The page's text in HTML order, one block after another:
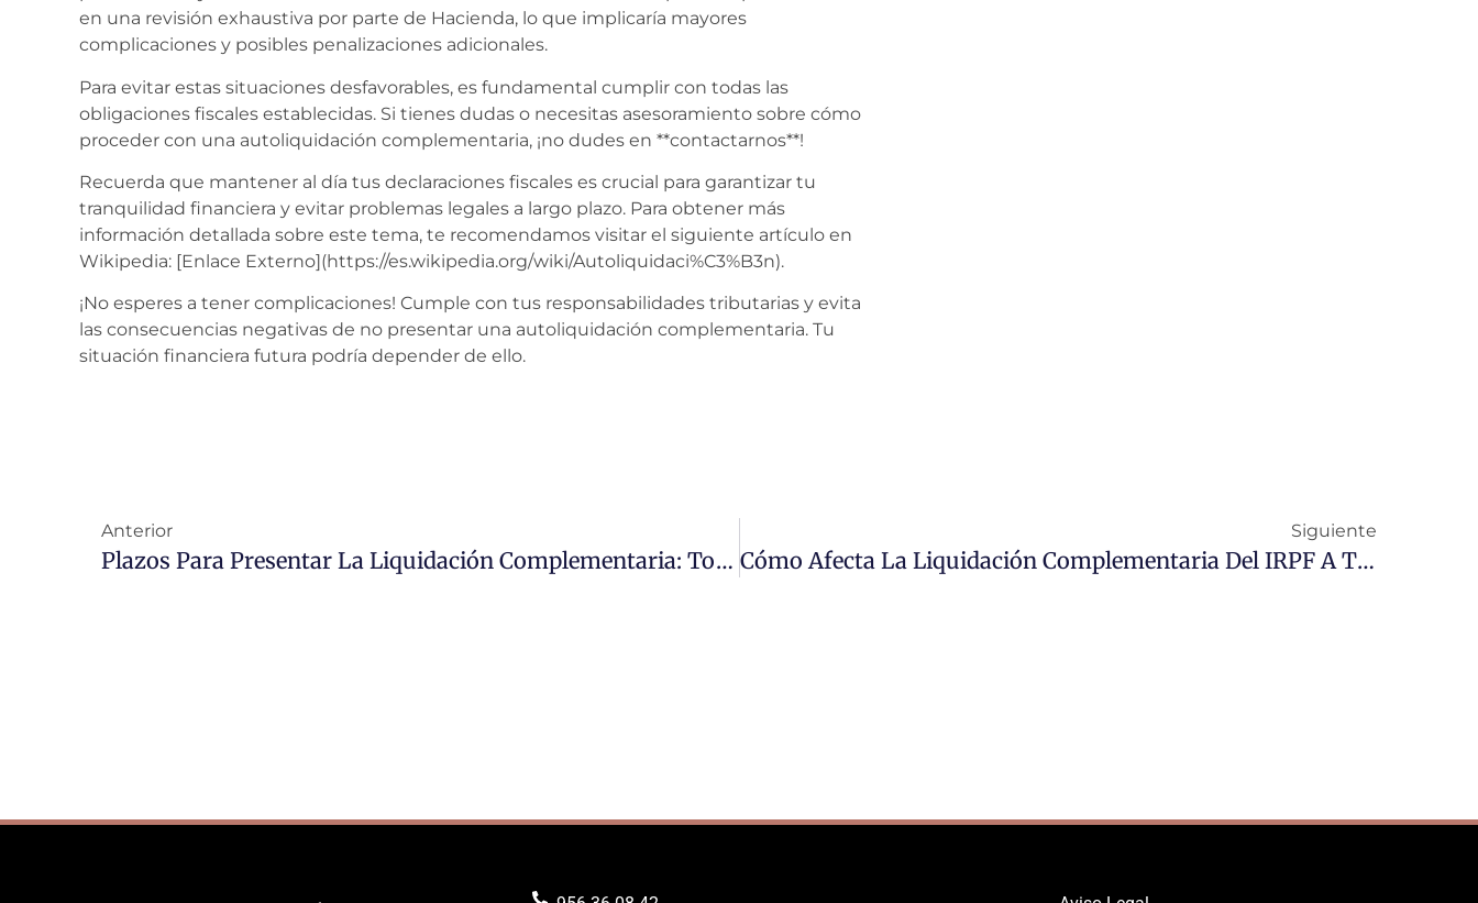
en una revisión exhaustiva por parte de Hacienda, lo que implicaría mayores
complicaciones y posibles penalizaciones adicionales.
Para evitar estas situaciones desfavorables, es fundamental cumplir con todas las
obligaciones fiscales establecidas. Si tienes dudas o necesitas asesoramiento sobre cómo
proceder con una autoliquidación complementaria, ¡no dudes en **contactarnos**!
Recuerda que mantener al día tus declaraciones fiscales es crucial para garantizar tu
tranquilidad financiera y evitar problemas legales a largo plazo. Para obtener más
información detallada sobre este tema, te recomendamos visitar el siguiente artículo en
Wikipedia: [Enlace Externo](https://es.wikipedia.org/wiki/Autoliquidaci%C3%B3n).
¡No esperes a tener complicaciones! Cumple con tus responsabilidades tributarias y evita
las consecuencias negativas de no presentar una autoliquidación complementaria. Tu
situación financiera futura podría depender de ello.
Anterior
Plazos Para Presentar La Liquidación Complementaria: Todo Lo Que Necesitas Saber
Siguiente
Cómo Afecta La Liquidación Complementaria Del IRPF A Tus Impuestos